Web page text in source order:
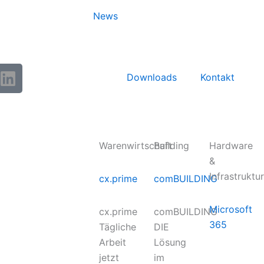
News
L
i
Downloads Kontakt
Warenwirtschaft
cx.prime
cx.prime
Tägliche
Arbeit
jetzt
Building
comBUILDING
comBUILDING
DIE
Lösung
im
Hardware
&
Infrastruktur
Microsoft
365